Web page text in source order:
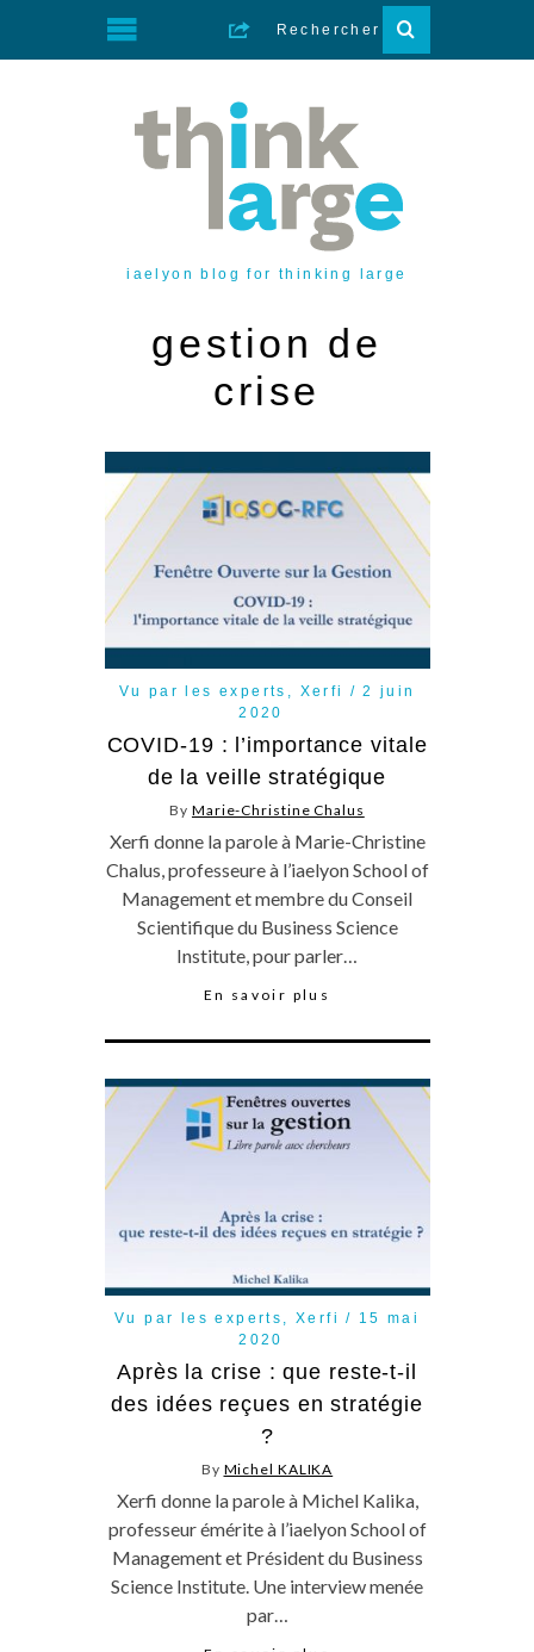
iaelyon blog for thinking large
gestion de
crise
Vu par les experts , Xerfi
2 juin
2020
COVID-19 : l’importance vitale
de la veille stratégique
By Marie-Christine Chalus
Xerfi donne la parole à Marie-Christine
Chalus, professeure à l’iaelyon School of
Management et membre du Conseil
Scientifique du Business Science
Institute, pour parler…
En savoir plus
Vu par les experts ,Xerfi
15 mai
2020
Après la crise : que reste-t-il
des idées reçues en stratégie
?
By Michel KALIKA
Xerfi donne la parole à Michel Kalika,
professeur émérite à l’iaelyon School of
Management et Président du Business
Science Institute. Une interview menée
par…